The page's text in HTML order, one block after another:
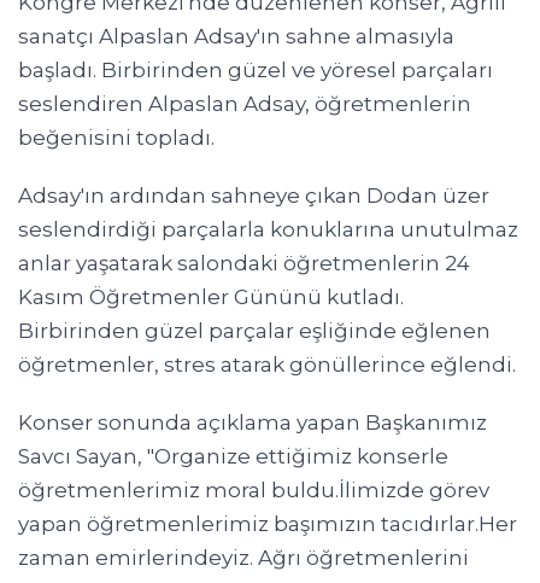
sanatçı Alpaslan Adsay'ın sahne almasıyla
başladı. Birbirinden güzel ve yöresel parçaları
seslendiren Alpaslan Adsay, öğretmenlerin
beğenisini topladı.
Adsay'ın ardından sahneye çıkan Dodan üzer
seslendirdiği parçalarla konuklarına unutulmaz
anlar yaşatarak salondaki öğretmenlerin 24
Kasım Öğretmenler Gününü kutladı.
Birbirinden güzel parçalar eşliğinde eğlenen
öğretmenler, stres atarak gönüllerince eğlendi.
Konser sonunda açıklama yapan Başkanımız
Savcı Sayan, "Organize ettiğimiz konserle
öğretmenlerimiz moral buldu.İlimizde görev
yapan öğretmenlerimiz başımızın tacıdırlar.Her
zaman emirlerindeyiz. Ağrı öğretmenlerini